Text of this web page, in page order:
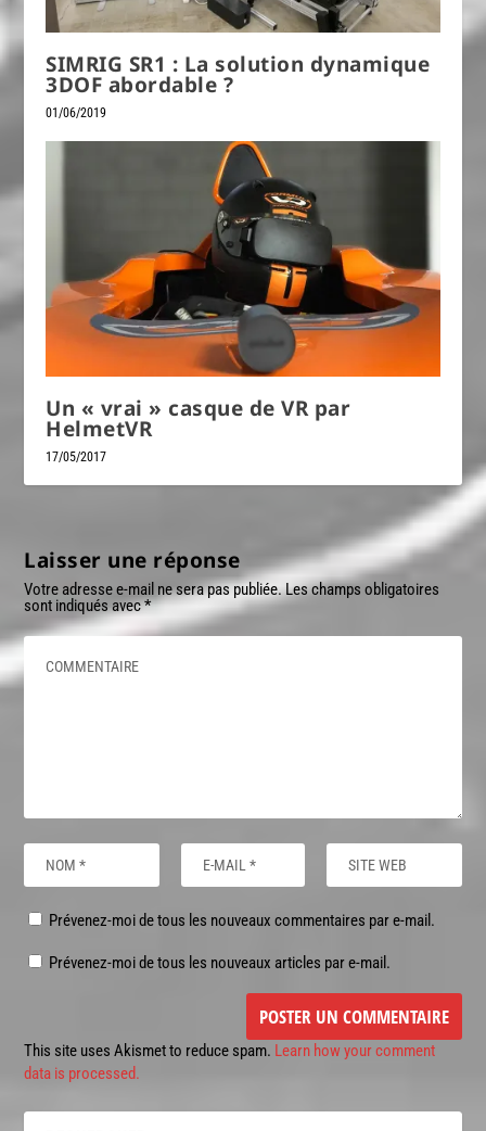
SIMRIG SR1 : La solution dynamique
3DOF abordable ?
01/06/2019
Un « vrai » casque de VR par
HelmetVR
17/05/2017
Laisser une réponse
Votre adresse e-mail ne sera pas publiée.Les champs obligatoires
sont indiqués avec*
Prévenez-moi de tous les nouveaux commentaires par e-mail.
Prévenez-moi de tous les nouveaux articles par e-mail.
This site uses Akismet to reduce spam. Learn how your comment
data is processed.